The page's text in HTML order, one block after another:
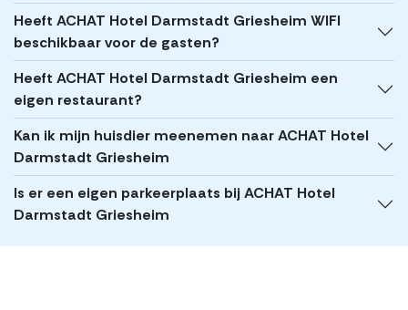
Heeft ACHAT Hotel Darmstadt Griesheim WIFI
beschikbaar voor de gasten?
Heeft ACHAT Hotel Darmstadt Griesheim een
eigen restaurant?
Kan ik mijn huisdier meenemen naar ACHAT Hotel
Darmstadt Griesheim
Is er een eigen parkeerplaats bij ACHAT Hotel
Darmstadt Griesheim